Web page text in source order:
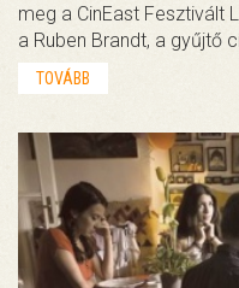
meg a CinEast Fesztivált
a Ruben Brandt, a gyűjtő
TOVÁBB